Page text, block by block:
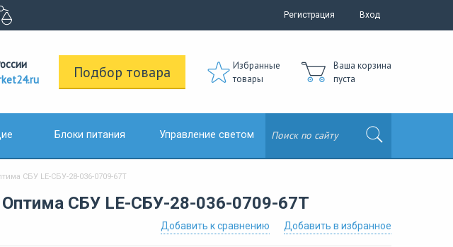
Регистрация Вход
Подбор товара
Избранные
товары
Ваша корзина
пуста
Блоки питания Управление светом
СБУ LE-СБУ-28-036-0709-67Т
СБУ LE-СБУ-28-036-0709-67Т
Добавить в избранное
Добавить к сравнению